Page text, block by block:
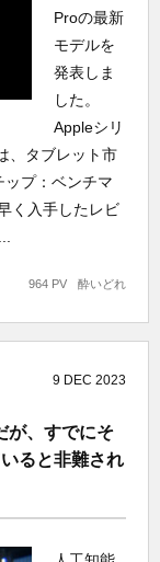
Proの最新
モデルを
発表しま
した。
Appleシリ
、タブレット市
プ：ベンチマ
く入手したレビ
酔いどれ
964 PV
9 DEC 2023
が、すでにそ
ると非難され